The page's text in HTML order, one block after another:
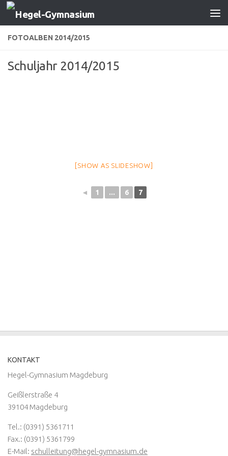
Zum Inhalt springen
FOTOALBEN 2014/2015
Schuljahr 2014/2015
[SHOW AS SLIDESHOW]
◄ 1 ... 6 7
KONTAKT
Hegel-Gymnasium Magdeburg
Geißlerstraße 4
39104 Magdeburg
Tel.: (0391) 5361711
Fax.: (0391) 5361799
E-Mail: schulleitung@hegel-gymnasium.de